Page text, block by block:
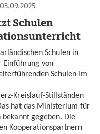
03.09.2025
Schulen
Schulen in
Einführung von
Schulen im
Kreislauf-Stillständen
hat das Ministerium für
gegeben. Die
Kooperationspartnern